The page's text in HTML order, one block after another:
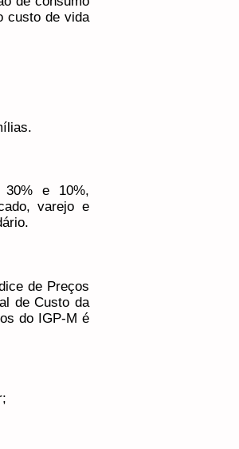
custo de vida
30% e 10%,
varejo e
de Preços
de Custo da
do IGP-M é